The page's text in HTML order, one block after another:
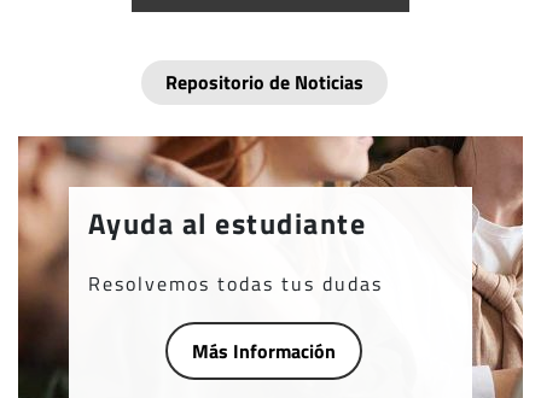
Repositorio de Noticias
Ayuda al estudiante
Resolvemos todas tus dudas
Más Información